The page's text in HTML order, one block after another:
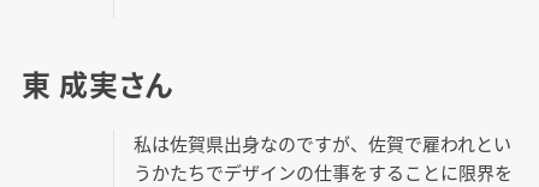
東 成実さん
私は佐賀県出身なのですが、佐賀で雇われとい
うかたちでデザインの仕事をすることに限界を